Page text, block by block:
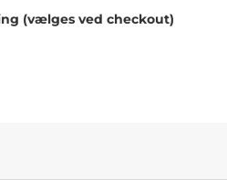
(vælges ved checkout)